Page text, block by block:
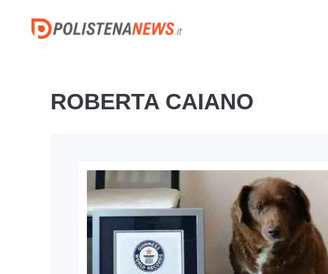
ROBERTA CAIANO